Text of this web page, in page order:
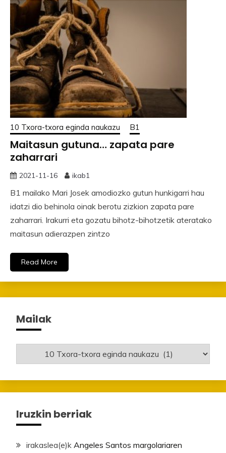
10 Txora-txora eginda naukazu B1
Maitasun gutuna… zapata pare
zaharrari
2021-11-16 ikab1
B1 mailako Mari Josek amodiozko gutun hunkigarri hau
idatzi dio behinola oinak berotu zizkion zapata pare
zaharrari. Irakurri eta gozatu bihotz-bihotzetik ateratako
maitasun adierazpen zintzo
Read More
Mailak
Iruzkin berriak
irakaslea(e)k Angeles Santos margolariaren